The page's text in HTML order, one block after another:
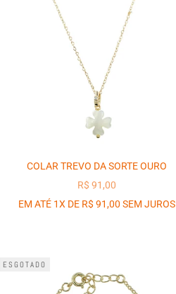
COLAR TREVO DA SORTE OURO
PREÇO PROMOCIONAL
R$ 91,00
EM ATÉ 1X DE R$ 91,00 SEM JUROS
ESGOTADO